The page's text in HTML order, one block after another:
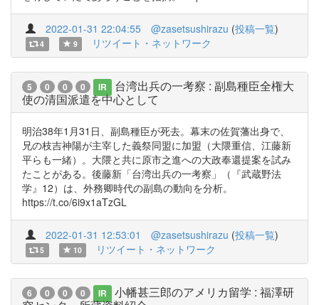
2022-01-31 22:04:55 @zasetsushirazu (投稿一覧)
4 9 リツイート・ネットワーク
5 0 0 0 IR
台湾出兵の一考察 : 副島種臣全権大
使の清国派遣を中心として
明治38年1月31日、副島種臣が死去。幕末の佐賀藩出身で、
兄の枝吉神陽が主宰した義祭同盟に加盟（大隈重信、江藤新
平らも一緒）。大隈と共に原市之進への大政奉還提案を試み
たことがある。後藤新「台湾出兵の一考察」（『武蔵野法
学』12）は、外務卿時代の副島の動向を分析。
https://t.co/6i9x1aTzGL
2022-01-31 12:53:01 @zasetsushirazu (投稿一覧)
5 10 リツイート・ネットワーク
6 0 0 0 IR
小幡甚三郎のアメリカ留学 : 福澤研